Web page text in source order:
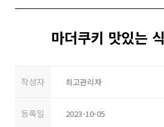
마더쿠키 맛있는
작성자 최고관리자
등록일 2023-10-05